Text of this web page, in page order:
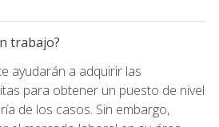
trabajo?
ayudarán a adquirir las
para obtener un puesto de nivel
de los casos. Sin embargo,